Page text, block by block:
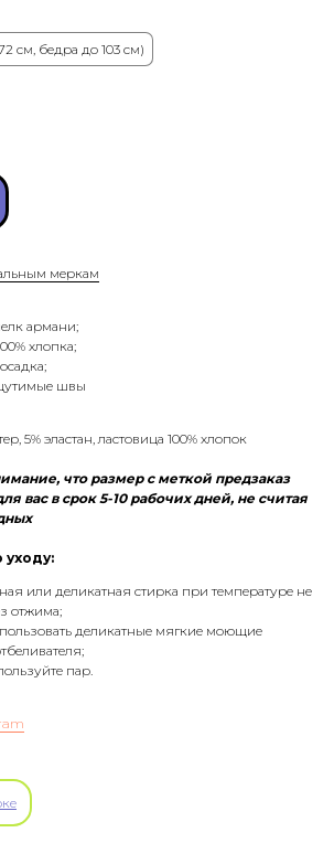
см, бедра до 103 см)
меркам
армани;
хлопка;
швы
5% эластан, ластовица 100% хлопок
что размер с меткой предзаказ
вас в срок 5-10 рабочих дней, не считая
или деликатная стирка при температуре не
отжима;
деликатные мягкие моющие
пар.